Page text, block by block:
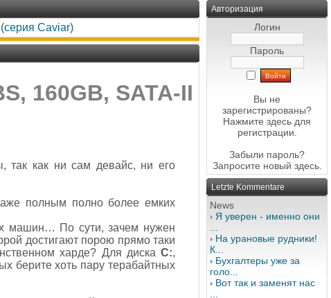
Caviar)
160GB, SATA-II
так как ни сам девайс, ни его
полным полно более емких
машин… По сути, зачем нужен
достигают порою прямо таки
харде? Для диска С:,
берите хоть пару терабайтных
Авторизация
Логин
Пароль
Вы не
зарегистрированы?
Нажмите здесь для
регистрации.
Забыли пароль?
Запросите новый здесь.
Letzte Kommentare
News
Я уверен - именно они
На урановые рудники!
К...
Бухгалтеры уже за
голо...
Вот так и заменят нас